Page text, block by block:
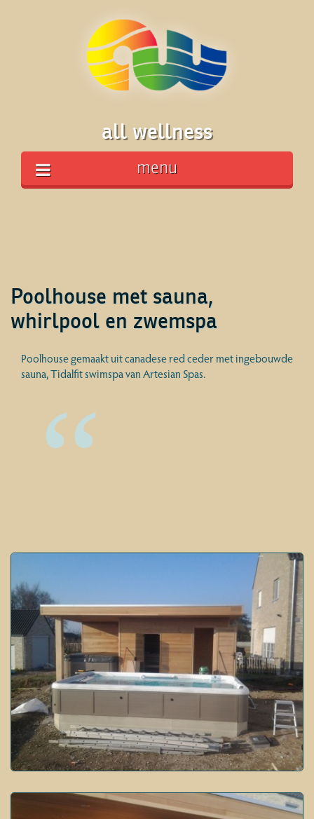
all wellness
menu
Poolhouse met sauna,
whirlpool en zwemspa
Poolhouse gemaakt uit canadese red ceder met ingebouwde
sauna, Tidalfit swimspa van Artesian Spas.